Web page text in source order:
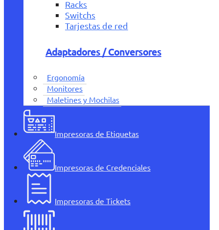
Racks
Switchs
Tarjestas de red
Adaptadores / Conversores
Ergonomía
Monitores
Maletines y Mochilas
Impresoras de Etiquetas
Impresoras de Credenciales
Impresoras de Tickets